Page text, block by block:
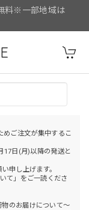
料※一部地域は
ご注文が集中するこ
17日(月)以降の発送と
申し上げます。
て」をご一読くださ
のお届けについて～